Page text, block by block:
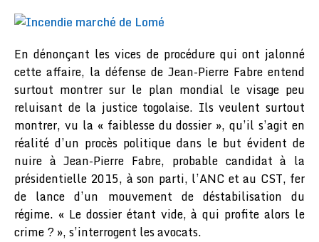
En dénonçant les vices de procédure qui ont jalonné
cette affaire, la défense de Jean-Pierre Fabre entend
surtout montrer sur le plan mondial le visage peu
reluisant de la justice togolaise. Ils veulent surtout
montrer, vu la « faiblesse du dossier », qu’il s’agit en
réalité d’un procès politique dans le but évident de
nuire à Jean-Pierre Fabre, probable candidat à la
présidentielle 2015, à son parti, l’ANC et au CST, fer
de lance d’un mouvement de déstabilisation du
régime. « Le dossier étant vide, à qui profite alors le
crime ? », s’interrogent les avocats.